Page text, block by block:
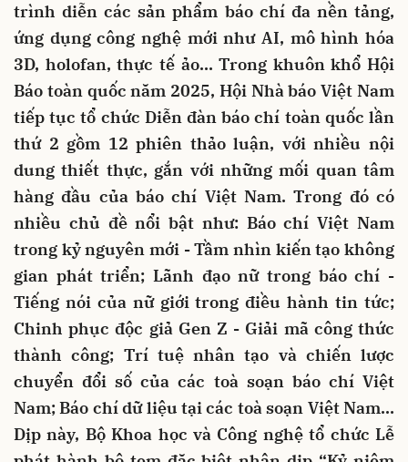
trình diễn các sản phẩm báo chí đa nền tảng,
ứng dụng công nghệ mới như AI, mô hình hóa
3D, holofan, thực tế ảo…Trong khuôn khổ Hội
Báo toàn quốc năm 2025, Hội Nhà báo Việt Nam
tiếp tục tổ chức Diễn đàn báo chí toàn quốc lần
thứ 2 gồm 12 phiên thảo luận, với nhiều nội
dung thiết thực, gắn với những mối quan tâm
hàng đầu của báo chí Việt Nam. Trong đó có
nhiều chủ đề nổi bật như: Báo chí Việt Nam
trong kỷ nguyên mới - Tầm nhìn kiến tạo không
gian phát triển; Lãnh đạo nữ trong báo chí -
Tiếng nói của nữ giới trong điều hành tin tức;
Chinh phục độc giả Gen Z - Giải mã công thức
thành công; Trí tuệ nhân tạo và chiến lược
chuyển đổi số của các toà soạn báo chí Việt
Nam; Báo chí dữ liệu tại các toà soạn Việt Nam…
Dịp này, Bộ Khoa học và Công nghệ tổ chức Lễ